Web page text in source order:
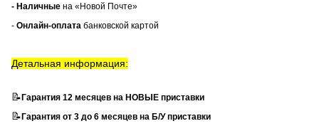
- Наличные на «Новой Почте»
- Онлайн-оплата банковской картой
Детальная информация:
📝Гарантия 12 месяцев на НОВЫЕ приставки
📝Гарантия от 3 до 6 месяцев на Б/У приставки